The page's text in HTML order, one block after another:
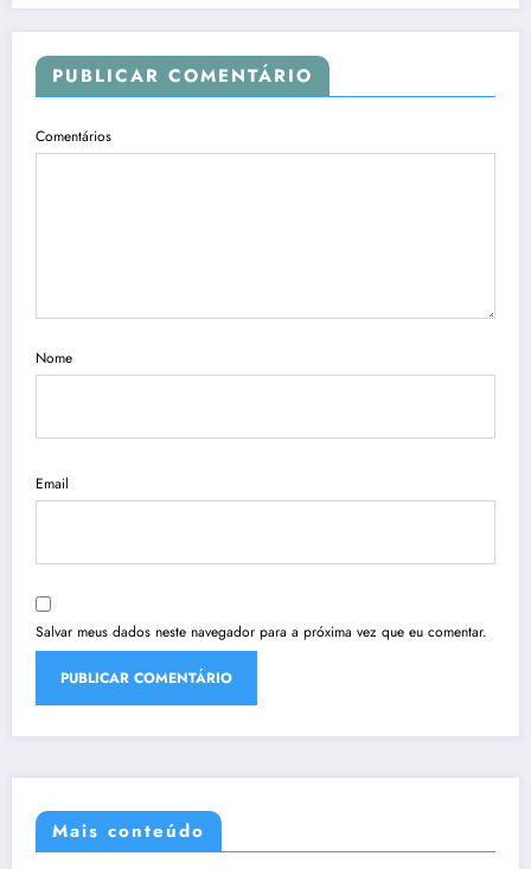
PUBLICAR COMENTÁRIO
Comentários
Nome
Email
Salvar meus dados neste navegador para a próxima vez que eu comentar.
Mais conteúdo